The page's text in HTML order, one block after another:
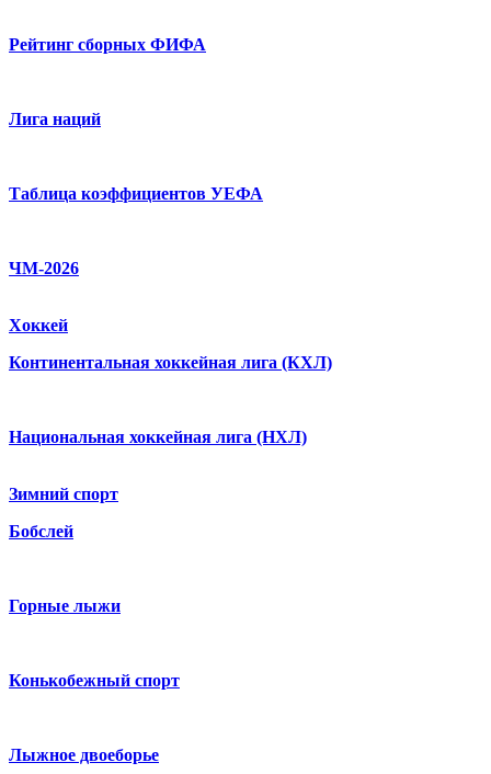
Рейтинг сборных ФИФА
Лига наций
Таблица коэффициентов УЕФА
ЧМ-2026
Хоккей
Континентальная хоккейная лига (КХЛ)
Национальная хоккейная лига (НХЛ)
Зимний спорт
Бобслей
Горные лыжи
Конькобежный спорт
Лыжное двоеборье